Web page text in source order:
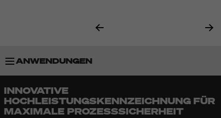
ANWENDUNGEN
BESONDERHEITEN
INNOVATIVE
HOCHLEISTUNGSKENNZEICHNUNG FÜR
MAXIMALE PROZESSSICHERHEIT